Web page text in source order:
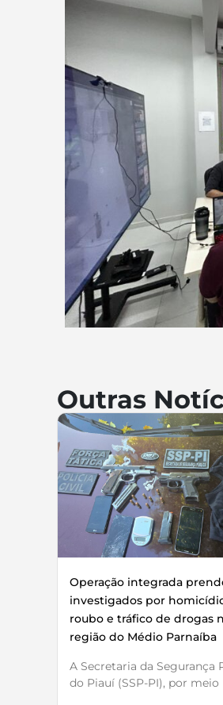
Outras
Operação integrada
investigados por
roubo e tráfico de drogas
região do Médio Parnaíba
A Secretaria da Segurança
do Piauí (SSP-PI), por meio